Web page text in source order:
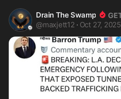
Drain The Swamp
@maxjett12 · Oct 27, 2025